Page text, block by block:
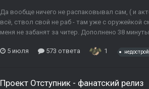
Да вообще ничего не распаковывал сам, ( и
всё, ствол свой не раб - там уже с оружейкой
меня не забанят за читер. Дополнено 38
5 июля 573 ответа 1
Проект Отступник - фанатский релиз